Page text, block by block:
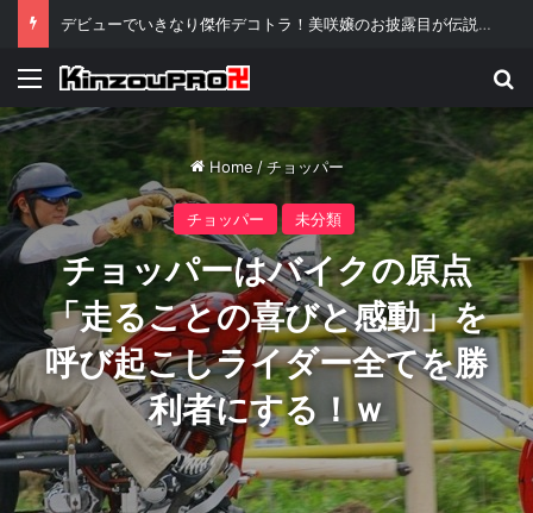
デビューでいきなり傑作デコトラ！美咲嬢のお披露目が伝説級といわれる理由ｗ
Menu
Home /チョッパー
チョッパー 未分類
チョッパーはバイクの原点
「走ることの喜びと感動」を
呼び起こしライダー全てを勝
利者にする！ｗ